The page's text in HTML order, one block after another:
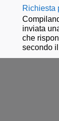
Richiesta
inviata
che
secondo